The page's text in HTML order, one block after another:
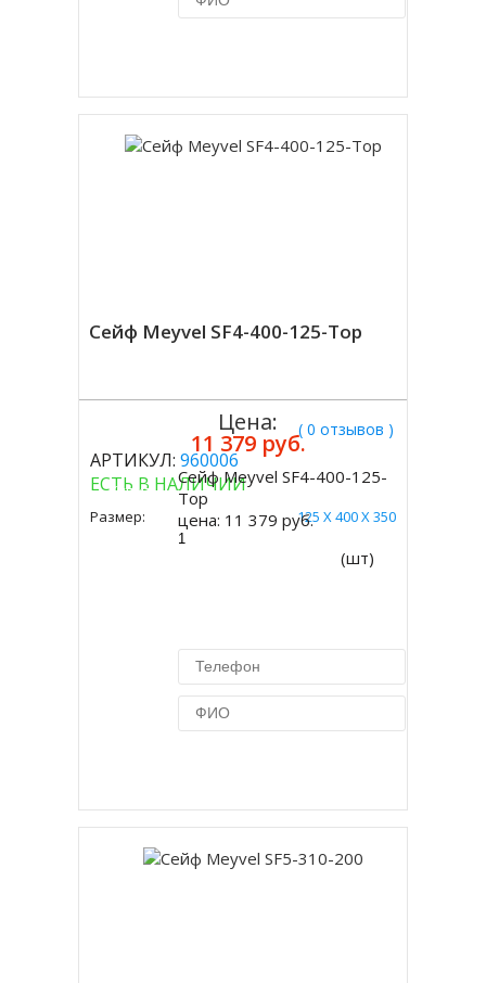
Сейф Meyvel SF4-400-125-Top
( 0 отзывов )
АРТИКУЛ: 960006
ЕСТЬ В НАЛИЧИИ
Размер: 125 Х 400 Х 350
Цена:
11 379 руб.
Купить
Сейф Meyvel SF4-400-125-
Top
цена: 11 379 руб.
(шт)